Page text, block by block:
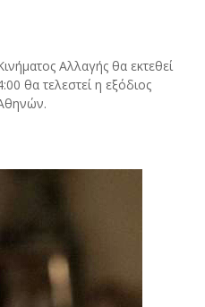
Αλλαγής θα εκτεθεί
θα τελεστεί η εξόδιος